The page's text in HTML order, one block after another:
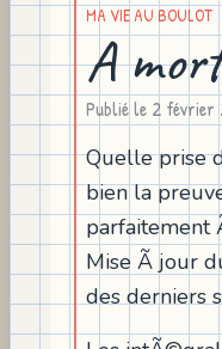
MA VIE AU BOULOT
A
Publié le 2 février
Quelle prise
bien la
parfaitement
Mise Ã jour
des derniers